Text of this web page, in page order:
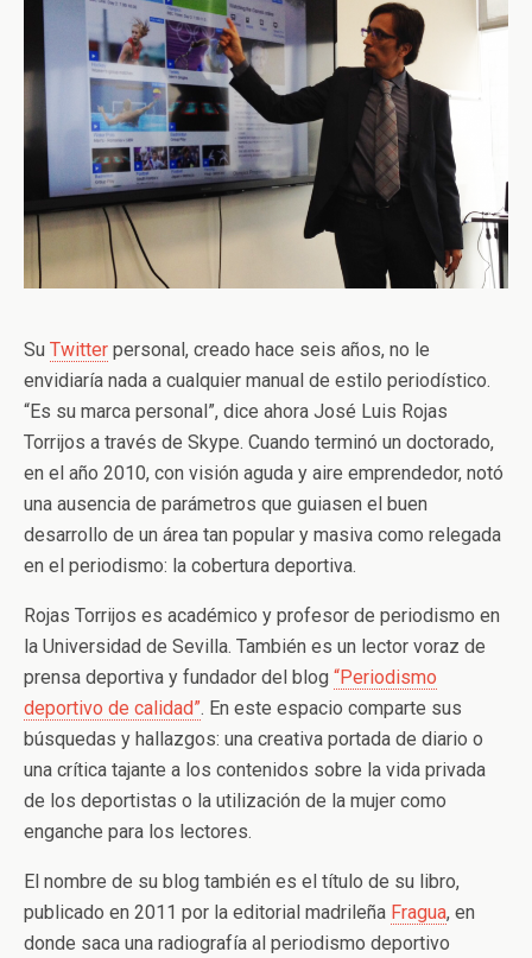
Su Twitter personal, creado hace seis años, no le
envidiaría nada a cualquier manual de estilo periodístico.
“Es su marca personal”, dice ahora José Luis Rojas
Torrijos a través de Skype. Cuando terminó un doctorado,
en el año 2010, con visión aguda y aire emprendedor, notó
una ausencia de parámetros que guiasen el buen
desarrollo de un área tan popular y masiva como relegada
en el periodismo: la cobertura deportiva.
Rojas Torrijos es académico y profesor de periodismo en
la Universidad de Sevilla. También es un lector voraz de
prensa deportiva y fundador del blog “Periodismo
deportivo de calidad”. En este espacio comparte sus
búsquedas y hallazgos: una creativa portada de diario o
una crítica tajante a los contenidos sobre la vida privada
de los deportistas o la utilización de la mujer como
enganche para los lectores.
El nombre de su blog también es el título de su libro,
publicado en 2011 por la editorial madrileña Fragua, en
donde saca una radiografía al periodismo deportivo